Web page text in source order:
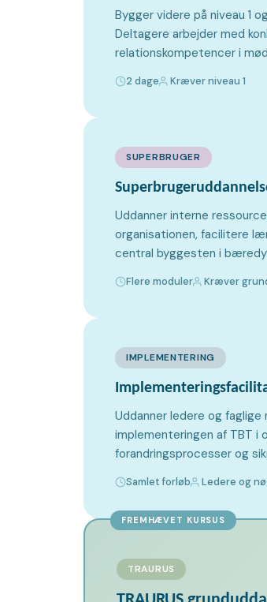
Bygger videre på niveau 1
Deltagere arbejder med
relationskompetencer i
2 dage Kræver niveau 1
SUPERBRUGER
Uddanner interne
organisationen, facilitere
central byggesten i
Flere moduler Kræver
IMPLEMENTERING
Uddanner ledere og
implementeringen af TBT i
forandringsprocesser og
Samlet forløb Ledere og
TRAURUS